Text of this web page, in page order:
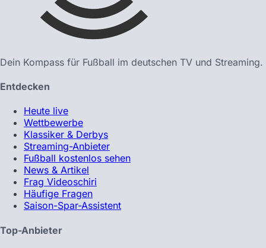
Dein Kompass für Fußball im deutschen TV und Streaming.
Entdecken
Heute live
Wettbewerbe
Klassiker & Derbys
Streaming-Anbieter
Fußball kostenlos sehen
News & Artikel
Frag Videoschiri
Häufige Fragen
Saison-Spar-Assistent
Top-Anbieter